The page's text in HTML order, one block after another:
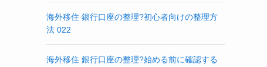
海外移住 銀行口座の整理?初心者向けの整理方
法 022
海外移住 銀行口座の整理?始める前に確認する